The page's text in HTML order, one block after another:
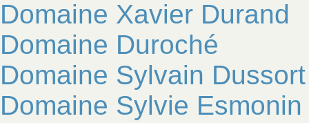
Domaine Xavier Durand
Domaine Duroché
Domaine Sylvain Dussort
Domaine Sylvie Esmonin